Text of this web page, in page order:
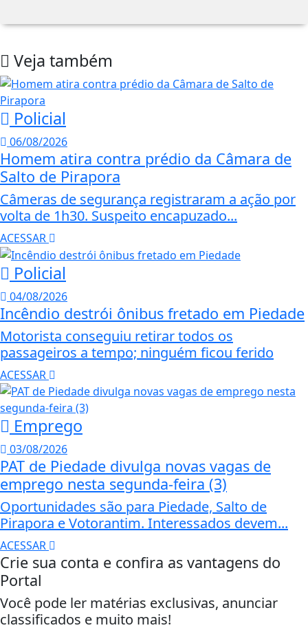
Veja também
Policial
06/08/2026
Homem atira contra prédio da Câmara de
Salto de Pirapora
Câmeras de segurança registraram a ação por
volta de 1h30. Suspeito encapuzado...
ACESSAR
Policial
04/08/2026
Incêndio destrói ônibus fretado em Piedade
Motorista conseguiu retirar todos os
passageiros a tempo; ninguém ficou ferido
ACESSAR
Emprego
03/08/2026
PAT de Piedade divulga novas vagas de
emprego nesta segunda-feira (3)
Oportunidades são para Piedade, Salto de
Pirapora e Votorantim. Interessados devem...
ACESSAR
Crie sua conta e confira as vantagens do
Portal
Você pode ler matérias exclusivas, anunciar
classificados e muito mais!